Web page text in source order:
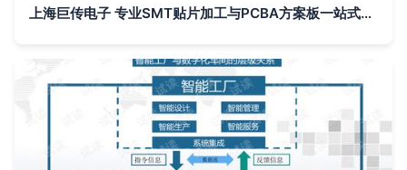
上海巨传电子 专业SMT贴片加工与PCBA方案板一站式服务